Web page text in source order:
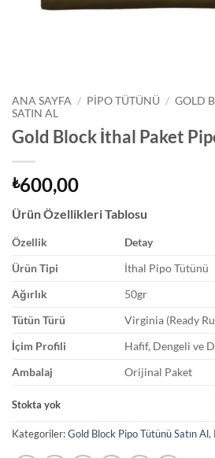
ANA SAYFA / PIPO TÜTÜNÜ / GOLD
SATIN AL
Gold Block İthal Paket
₺600,00
Ürün Özellikleri Tablosu
Özellik
Detay
Ürün Tipi
İthal Pipo Tütünü
Ağırlık
50gr
Tütün Türü
Virginia (Ready
İçim Profili
Hafif, Dengeli ve
Ambalaj
Orijinal Paket
Stokta yok
Kategoriler:Gold Block Pipo Tütünü Satın Al,